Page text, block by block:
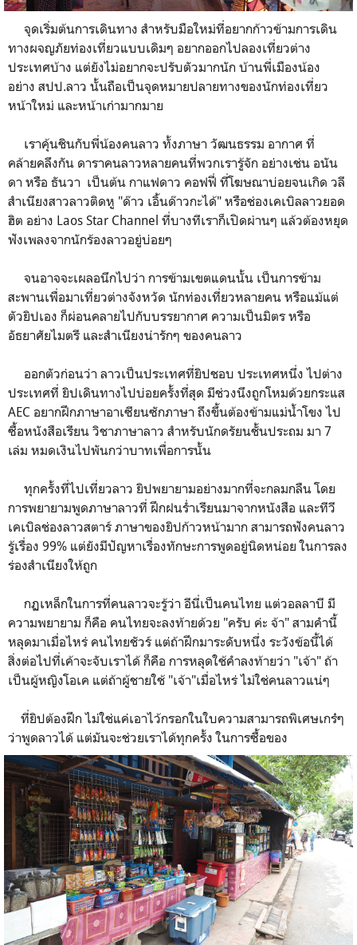
จุดเริ่มต้นการเดินทาง สำหรับมือใหม่ที่อยากก้าวข้ามการเดิน
ทางผจญภัยท่องเที่ยวแบบเดิมๆ อยากออกไปลองเที่ยวต่าง
ประเทศบ้าง แต่ยังไม่อยากจะปรับตัวมากนัก บ้านพี่เมืองน้อง
อย่าง สปป.ลาว นั้นถือเป็นจุดหมายปลายทางของนักท่องเที่ยว
หน้าใหม่ และหน้าเก่ามากมาย
เราคุ้นชินกับพี่น้องคนลาว ทั้งภาษา วัฒนธรรม อากาศ ที่
คล้ายคลึงกัน ดาราคนลาวหลายคนที่พวกเรารู้จัก อย่างเช่น อนัน
ดา หรือ ธันวา เป็นต้น กาแฟดาว คอฟฟี่ ที่โฆษณาบ่อยจนเกิด วลี
สำเนียงสาวลาวติดหู "ด๊าว เอิ้นด๊าวกะได้" หรือช่องเคเบิลลาวยอด
ฮิต อย่าง Laos Star Channel ที่บางทีเราก็เปิดผ่านๆ แล้วต้องหยุด
ฟังเพลงจากนักร้องลาวอยู่บ่อยๆ
จนอาจจะเผลอนึกไปว่า การข้ามเขตแดนนั้น เป็นการข้าม
สะพานเพื่อมาเที่ยวต่างจังหวัด นักท่องเที่ยวหลายคน หรือแม้แต่
ตัวยิปเอง ก็ผ่อนคลายไปกับบรรยากาศ ความเป็นมิตร หรือ
อัธยาศัยไมตรี และสำเนียงน่ารักๆ ของคนลาว
ออกตัวก่อนว่า ลาวเป็นประเทศที่ยิปชอบ ประเทศหนึ่ง ไปต่าง
ประเทศที่ ยิปเดินทางไปบ่อยครั้งที่สุด มีช่วงนึงถูกโหมด้วยกระแส
AEC อยากฝึกภาษาอาเซียนซักภาษา ถึงขึ้นต้องข้ามแม่น้ำโขง ไป
ซื้อหนังสือเรียน วิชาภาษาลาว สำหรับนักดรัยนชั้นประถม มา 7
เล่ม หมดเงินไปพันกว่าบาทเพื่อการนั้น
ทุกครั้งที่ไปเที่ยวลาว ยิปพยายามอย่างมากที่จะกลมกลืน โดย
การพยายามพูดภาษาลาวที่ ฝึกฝนร่ำเรียนมาจากหนังสือ และทีวี
เคเบิลช่องลาวสตาร์ ภาษาของยิปก้าวหน้ามาก สามารถฟังคนลาว
รู้เรื่อง 99% แต่ยังมีปัญหาเรื่องทักษะการพูดอยู่นิดหน่อย ในการลง
ร่องสำเนียงให้ถูก
กฏเหล็กในการที่คนลาวจะรู้ว่า อีนี่เป็นคนไทย แต่วอลลาบี มี
ความพยายาม ก็คือ คนไทยจะลงท้ายด้วย "ครับ ค่ะ จ้า" สามคำนี้
หลุดมาเมื่อไหร่ คนไทยชัวร์ แต่ถ้าฝึกมาระดับหนึ่ง ระวังข้อนี้ได้
สิ่งต่อไปที่เค้าจะจับเราได้ ก็คือ การหลุดใช้คำลงท้ายว่า "เจ้า" ถ้า
เป็นผู้หญิงโอเค แต่ถ้าผู้ชายใช้ "เจ้า"เมื่อไหร่ ไม่ใช่คนลาวแน่ๆ
ที่ยิปต้องฝึก ไม่ใช่แค่เอาไว้กรอกในใบความสามารถพิเศษเกร๋ๆ
ว่าพูดลาวได้ แต่มันจะช่วยเราได้ทุกครั้ง ในการซื้อของ